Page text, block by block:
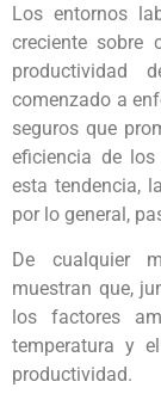
Los entornos
creciente sobre
productividad
comenzado a
seguros que
eficiencia de
esta tendencia,
por lo general,
De cualquier
muestran que,
los factores
temperatura y
productividad.